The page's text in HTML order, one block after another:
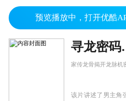
预览播放中，打开优酷
寻龙
家传龙骨揭开龙脉机
该片讲述了男主角